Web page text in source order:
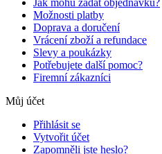
Jak mohu zadat objednávku?
Možnosti platby
Doprava a doručení
Vrácení zboží a refundace
Slevy a poukázky
Potřebujete další pomoc?
Firemní zákazníci
Můj účet
Přihlásit se
Vytvořit účet
Zapomněli jste heslo?